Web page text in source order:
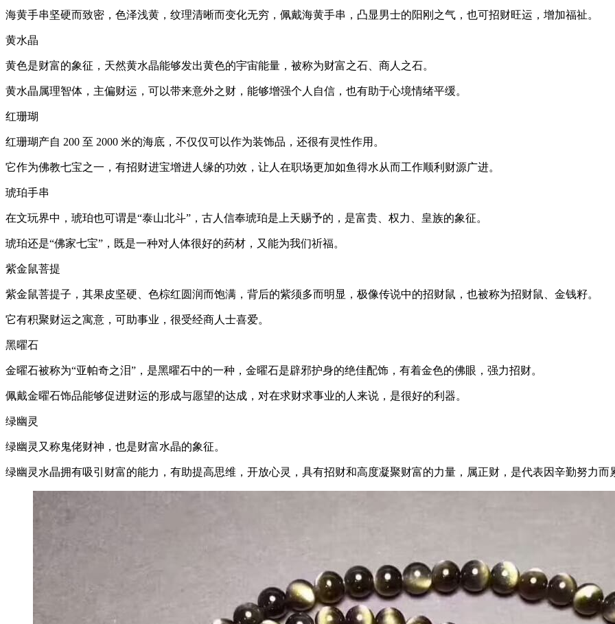
海黄手串坚硬而致密，色泽浅黄，纹理清晰而变化无穷，佩戴海黄手串，凸显男士的阳刚之气，也可招财旺运，增加福祉。
黄水晶
黄色是财富的象征，天然黄水晶能够发出黄色的宇宙能量，被称为财富之石、商人之石。
黄水晶属理智体，主偏财运，可以带来意外之财，能够增强个人自信，也有助于心境情绪平缓。
红珊瑚
红珊瑚产自 200 至 2000 米的海底，不仅仅可以作为装饰品，还很有灵性作用。
它作为佛教七宝之一，有招财进宝增进人缘的功效，让人在职场更加如鱼得水从而工作顺利财源广进。
琥珀手串
在文玩界中，琥珀也可谓是“泰山北斗”，古人信奉琥珀是上天赐予的，是富贵、权力、皇族的象征。
琥珀还是“佛家七宝”，既是一种对人体很好的药材，又能为我们祈福。
紫金鼠菩提
紫金鼠菩提子，其果皮坚硬、色棕红圆润而饱满，背后的紫须多而明显，极像传说中的招财鼠，也被称为招财鼠、金钱籽。
它有积聚财运之寓意，可助事业，很受经商人士喜爱。
黑曜石
金曜石被称为“亚帕奇之泪”，是黑曜石中的一种，金曜石是辟邪护身的绝佳配饰，有着金色的佛眼，强力招财。
佩戴金曜石饰品能够促进财运的形成与愿望的达成，对在求财求事业的人来说，是很好的利器。
绿幽灵
绿幽灵又称鬼佬财神，也是财富水晶的象征。
绿幽灵水晶拥有吸引财富的能力，有助提高思维，开放心灵，具有招财和高度凝聚财富的力量，属正财，是代表因辛勤努力而